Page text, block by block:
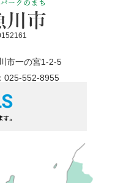
市一の宮1-2-5
025-552-8955